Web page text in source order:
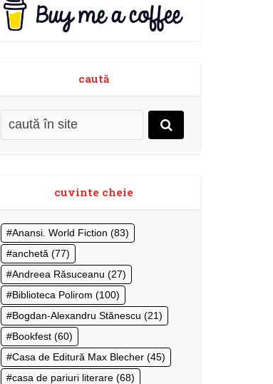
caută
cuvinte cheie
Anansi. World Fiction (83)
anchetă (77)
Andreea Răsuceanu (27)
Biblioteca Polirom (100)
Bogdan-Alexandru Stănescu (21)
Bookfest (60)
Casa de Editură Max Blecher (45)
casa de pariuri literare (68)